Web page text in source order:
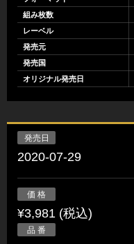
組み枚数
レーベル
発売元
発売国
オリジナル発売日
発売日
2020-07-29
価 格
¥3,981 (税込)
品 番